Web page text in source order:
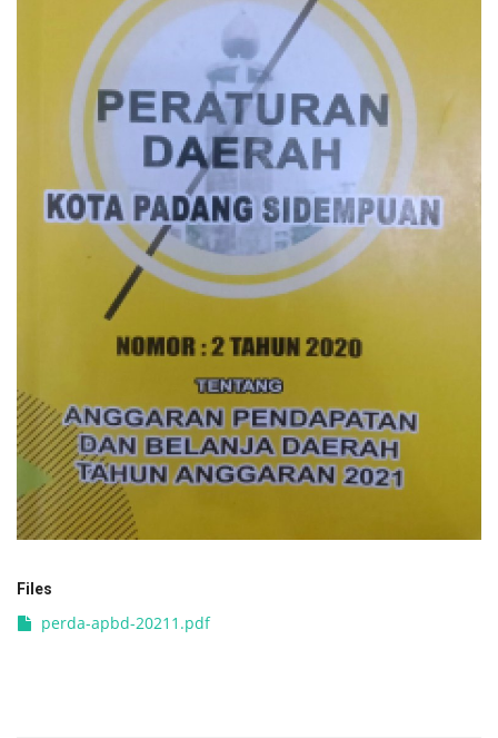
PEMERINTAHAN
SEJARAH
DOKUMENTASI
VISI MISI
DANA DESA
Language
English INDONESIA INDONESIA
Files
perda-apbd-20211.pdf